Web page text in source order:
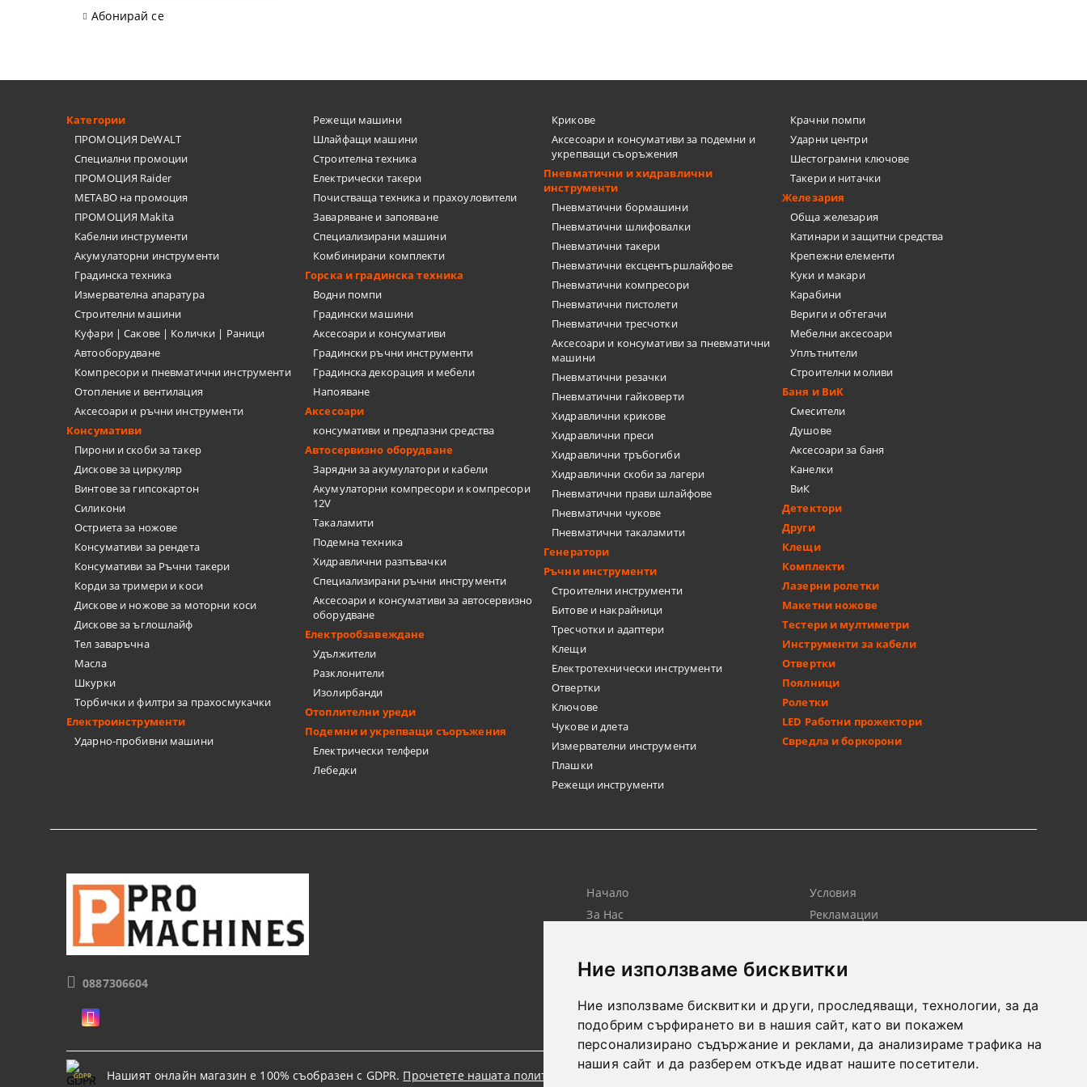
Ние използваме бисквитки
Ние използваме бисквитки и други, проследяващи, технологии, за да
подобрим сърфирането ви в нашия сайт, като ви покажем
персонализирано съдържание и реклами, да анализираме трафика на
нашия сайт и да разберем откъде идват нашите посетители.
МЕНГЕМЕТА
ПАТРОННИЦИ
ДРУГИ
КАТИНАРИ
МАШИНИ ЗА ПЛОЧКИ
Абонирай се
Категории
ПРОМОЦИЯ DeWALT
Специални промоции
ПРОМОЦИЯ Raider
METABO на промоция
ПРОМОЦИЯ Makita
Кабелни инструменти
Акумулаторни инструменти
Градинска техника
Измервателна апаратура
Строителни машини
Куфари | Сакове | Колички | Раници
Автооборудване
Компресори и пневматични инструменти
Отопление и вентилация
Аксесоари и ръчни инструменти
Консумативи
Пирони и скоби за такер
Дискове за циркуляр
Винтове за гипсокартон
Силикони
Остриета за ножове
Консумативи за рендета
Консумативи за Ръчни такери
Корди за тримери и коси
Дискове и ножове за моторни коси
Дискове за ъглошлайф
Тел заваръчна
Масла
Шкурки
Торбички и филтри за прахосмукачки
Електроинструменти
Ударно-пробивни машини
Режещи машини
Шлайфащи машини
Строителна техника
Електрически такери
Почистваща техника и прахоуловители
Заваряване и запояване
Специализирани машини
Комбинирани комплекти
Горска и градинска техника
Водни помпи
Градински машини
Аксесоари и консумативи
Градински ръчни инструменти
Градинска декорация и мебели
Напояване
Аксесоари
консумативи и предпазни средства
Автосервизно оборудване
Зарядни за акумулатори и кабели
Акумулаторни компресори и компресори
12V
Такаламити
Подемна техника
Хидравлични разпъвачки
Специализирани ръчни инструменти
Аксесоари и консумативи за автосервизно
оборудване
Електрообзавеждане
Удължители
Разклонители
Изолирбанди
Отоплителни уреди
Подемни и укрепващи съоръжения
Електрически телфери
Лебедки
Крикове
Аксесоари и консумативи за подемни и
укрепващи съоръжения
Пневматични и хидравлични
инструменти
Пневматични бормашини
Пневматични шлифовалки
Пневматични такери
Пневматични ексцентършлайфове
Пневматични компресори
Пневматични пистолети
Пневматични тресчотки
Аксесоари и консумативи за пневматични
машини
Пневматични резачки
Пневматични гайковерти
Хидравлични крикове
Хидравлични преси
Хидравлични тръбогиби
Хидравлични скоби за лагери
Пневматични прави шлайфове
Пневматични чукове
Пневматични такаламити
Генератори
Ръчни инструменти
Строителни инструменти
Битове и накрайници
Тресчотки и адаптери
Клещи
Електротехнически инструменти
Отвертки
Ключове
Чукове и длета
Измервателни инструменти
Плашки
Режещи инструменти
Крачни помпи
Ударни центри
Шестограмни ключове
Такери и нитачки
Железария
Обща железария
Катинари и защитни средства
Крепежни елементи
Куки и макари
Карабини
Вериги и обтегачи
Мебелни аксесоари
Уплътнители
Строителни моливи
Баня и ВиК
Смесители
Душове
Аксесоари за баня
Канелки
ВиК
Детектори
Други
Клещи
Комплекти
Лазерни ролетки
Макетни ножове
Тестери и мултиметри
Инструменти за кабели
Отвертки
Поялници
Ролетки
LED Работни прожектори
Свредла и боркорони
0887306604
Начало
За Нас
Лични Данни
Условия
Рекламации
GDPR Нашият онлайн магазин е 100% съобразен с GDPR. Прочетете нашата политика